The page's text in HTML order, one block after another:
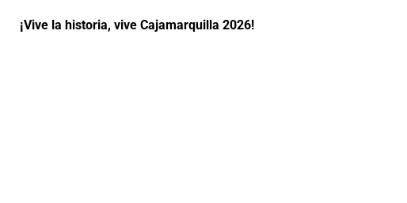
¡Vive la historia, vive Cajamarquilla 2026!